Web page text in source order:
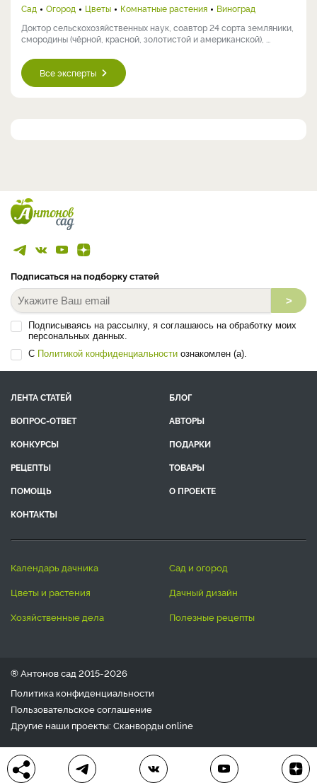
Сад Огород Цветы Комнатные растения
Виноград
Доктор сельскохозяйственных наук, соавтор 24 сорта земляники,
смородины (чёрной, красной, золотистой и американской), ...
Все эксперты
Подписаться на подборку статей
>
Подписываясь на рассылку, я соглашаюсь на обработку моих
персональных данных.
С Политикой конфиденциальности ознакомлен (а).
ЛЕНТА СТАТЕЙ
БЛОГ
ВОПРОС-ОТВЕТ
АВТОРЫ
КОНКУРСЫ
ПОДАРКИ
РЕЦЕПТЫ
ТОВАРЫ
ПОМОЩЬ
О ПРОЕКТЕ
КОНТАКТЫ
календарь дачника
сад и огород
цветы и растения
дачный дизайн
хозяйственные дела
полезные рецепты
® Антонов сад 2015-2026
Политика конфиденциальности
Пользовательское соглашение
Другие наши проекты: Сканвордыonline
Любое использование материала допускается только с
письменного согласия редакции